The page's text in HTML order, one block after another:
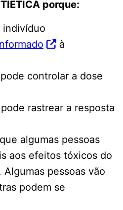
porque:
indivíduo
à
controlar a dose
rastrear a resposta
algumas pessoas
​​aos efeitos tóxicos do
pessoas vão
podem se